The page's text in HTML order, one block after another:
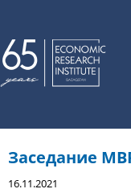
Заседание
16.11.2021